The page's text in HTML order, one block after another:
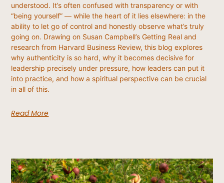
understood. It’s often confused with transparency or with
“being yourself” — while the heart of it lies elsewhere: in the
ability to let go of control and honestly observe what’s truly
going on. Drawing on Susan Campbell’s Getting Real and
research from Harvard Business Review, this blog explores
why authenticity is so hard, why it becomes decisive for
leadership precisely under pressure, how leaders can put it
into practice, and how a spiritual perspective can be crucial
in all of this.
Read More